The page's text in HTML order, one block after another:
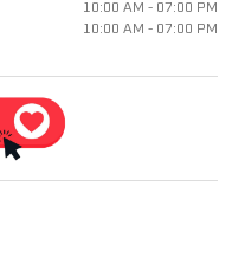
10:00 AM - 07:00 PM
10:00 AM - 07:00 PM